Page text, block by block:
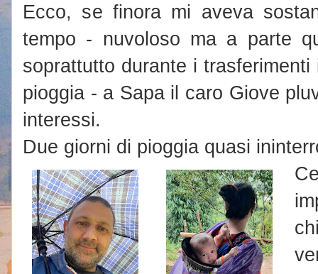
Ecco, se finora mi aveva
tempo - nuvoloso ma a parte
soprattutto durante i
pioggia - a Sapa il caro Giove
interessi.
Due giorni di pioggia quasi